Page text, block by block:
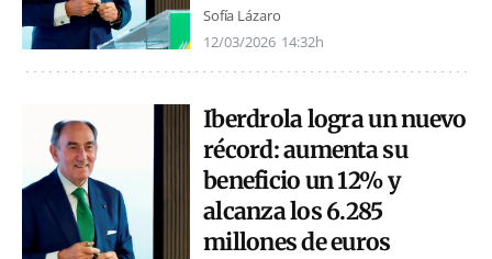
Sofía Lázaro
12/03/2026 14:32h
Iberdrola logra un nuevo
récord: aumenta su
beneficio un 12% y
alcanza los 6.285
millones de euros